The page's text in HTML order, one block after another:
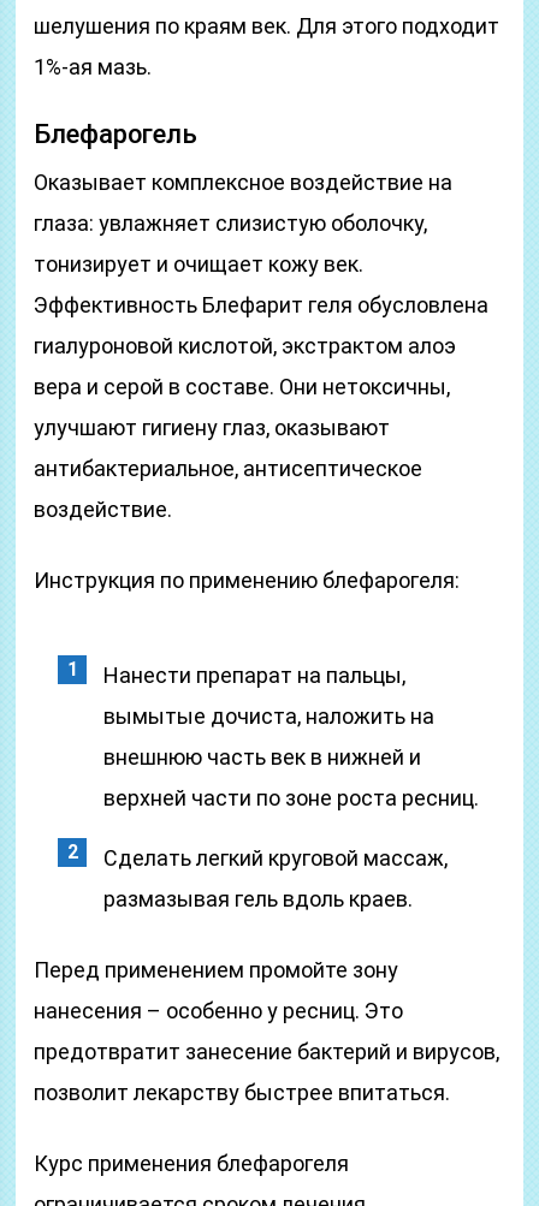
шелушения по краям век. Для этого подходит
1%-ая мазь.
Блефарогель
Оказывает комплексное воздействие на
глаза: увлажняет слизистую оболочку,
тонизирует и очищает кожу век.
Эффективность Блефарит геля обусловлена
гиалуроновой кислотой, экстрактом алоэ
вера и серой в составе. Они нетоксичны,
улучшают гигиену глаз, оказывают
антибактериальное, антисептическое
воздействие.
Инструкция по применению блефарогеля:
Нанести препарат на пальцы,
вымытые дочиста, наложить на
внешнюю часть век в нижней и
верхней части по зоне роста ресниц.
Сделать легкий круговой массаж,
размазывая гель вдоль краев.
Перед применением промойте зону
нанесения – особенно у ресниц. Это
предотвратит занесение бактерий и вирусов,
позволит лекарству быстрее впитаться.
Курс применения блефарогеля